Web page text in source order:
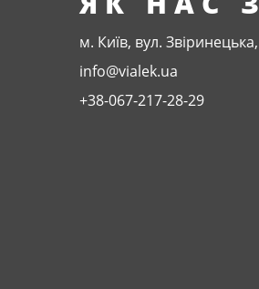
м. Київ, вул.
info@vialek.ua
+38-067-217-28-29